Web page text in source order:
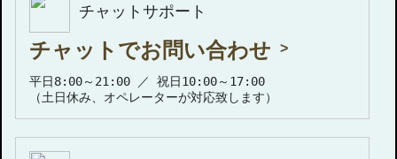
チャットサポート
チャットでお問い合わせ
平日8:00～21:00 ／ 祝日10:00～17:00
（土日休み、オペレーターが対応致します）